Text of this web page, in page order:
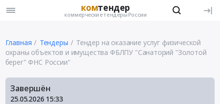
комтендер
коммерческие тендеры России
Главная Тендеры
Тендер на оказание услуг физической
охраны объектов и имущества ФБЛПУ "Санаторий "Золотой
берег" ФНС России"
Завершён
25.05.2026 15:33